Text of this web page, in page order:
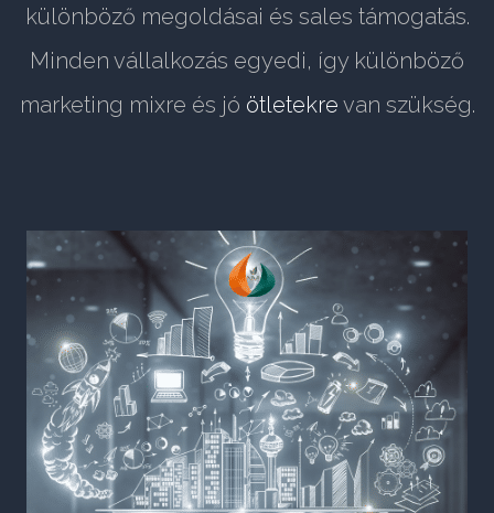
különböző megoldásai és sales támogatás.
Minden vállalkozás egyedi, így különböző
marketing mixre és jó ötletekre van szükség.